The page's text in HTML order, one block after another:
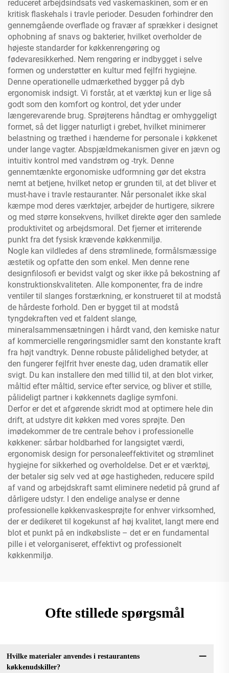
reduceret arbejdsindsats ved vaskemaskinen, som er en
kritisk flaskehals i travle perioder. Desuden forhindrer den
gennemgående overflade og fravær af sprækker i designet
ophobning af snavs og bakterier, hvilket overholder de
højeste standarder for køkkenrengøring og
fødevaresikkerhed. Nem rengøring er indbygget i selve
formen og understøtter en kultur med fejlfri hygiejne.
Denne operationelle udmærkethed bygger på dyb
ergonomisk indsigt. Vi forstår, at et værktøj kun er lige så
godt som den komfort og kontrol, det yder under
længerevarende brug. Sprøjterens håndtag er omhyggeligt
formet, så det ligger naturligt i grebet, hvilket minimerer
belastning og træthed i hænderne for personale i køkkenet
under lange vagter. Abspjældmekanismen giver en jævn og
intuitiv kontrol med vandstrøm og -tryk. Denne
gennemtænkte ergonomiske udformning gør det ekstra
nemt at betjene, hvilket netop er grunden til, at det bliver et
must-have i travle restauranter. Når personalet ikke skal
kæmpe mod deres værktøjer, arbejder de hurtigere, sikrere
og med større konsekvens, hvilket direkte øger den samlede
produktivitet og arbejdsmoral. Det fjerner et irriterende
punkt fra det fysisk krævende køkkenmiljø.
Nogle kan vildledes af dens strømlinede, formålsmæssige
æstetik og opfatte den som enkel. Men denne rene
designfilosofi er bevidst valgt og sker ikke på bekostning af
konstruktionskvaliteten. Alle komponenter, fra de indre
ventiler til slanges forstærkning, er konstrueret til at modstå
de hårdeste forhold. Den er bygget til at modstå
tyngdekraften ved et faldent slange,
mineralsammensætningen i hårdt vand, den kemiske natur
af kommercielle rengøringsmidler samt den konstante kraft
fra højt vandtryk. Denne robuste pålidelighed betyder, at
den fungerer fejlfrit hver eneste dag, uden dramatik eller
svigt. Du kan installere den med tillid til, at den blot virker,
måltid efter måltid, service efter service, og bliver et stille,
pålideligt partner i køkkennets daglige symfoni.
Derfor er det et afgørende skridt mod at optimere hele din
drift, at udstyre dit køkken med vores sprøjte. Den
imødekommer de tre centrale behov i professionelle
køkkener: sårbar holdbarhed for langsigtet værdi,
ergonomisk design for personaleeffektivitet og strømlinet
hygiejne for sikkerhed og overholdelse. Det er et værktøj,
der betaler sig selv ved at øge hastigheden, reducere spild
af vand og arbejdskraft samt eliminere nedetid på grund af
dårligere udstyr. I den endelige analyse er denne
professionelle køkkenvaskesprøjte for enhver virksomhed,
der er dedikeret til kogekunst af høj kvalitet, langt mere end
blot et punkt på en indkøbsliste – det er en fundamental
pille i et velorganiseret, effektivt og professionelt
køkkenmiljø.
Ofte stillede spørgsmål
Hvilke materialer anvendes i restaurantens
køkkenudskiller?